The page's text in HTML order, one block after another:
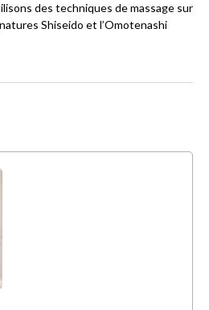
des techniques de massage sur
Shiseido et l’Omotenashi